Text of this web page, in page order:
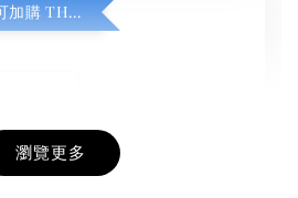
凡購買任一商品即可加購 THT 九週年紀念 T-shirt
瀏覽更多